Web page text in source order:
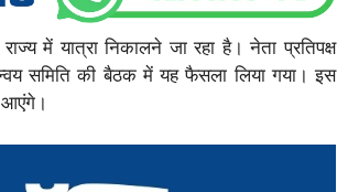
में यात्रा निकालने जा रहा है। नेता प्रतिपक्ष
समिति की बैठक में यह फैसला लिया गया। इस
आएंगे।